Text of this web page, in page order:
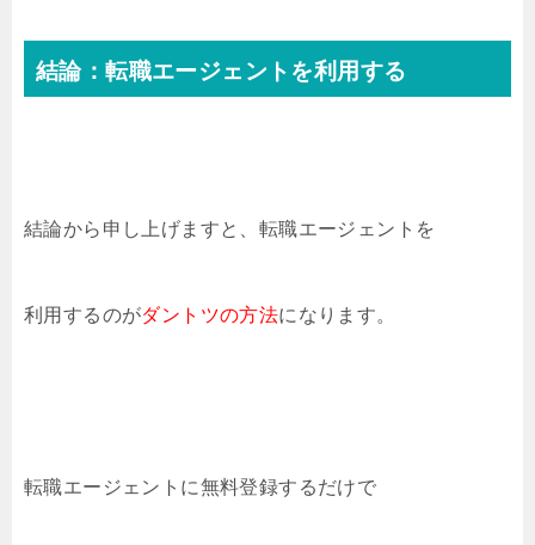
結論：転職エージェントを利用する
結論から申し上げますと、転職エージェントを
利用するのがダントツの方法になります。
転職エージェントに無料登録するだけで